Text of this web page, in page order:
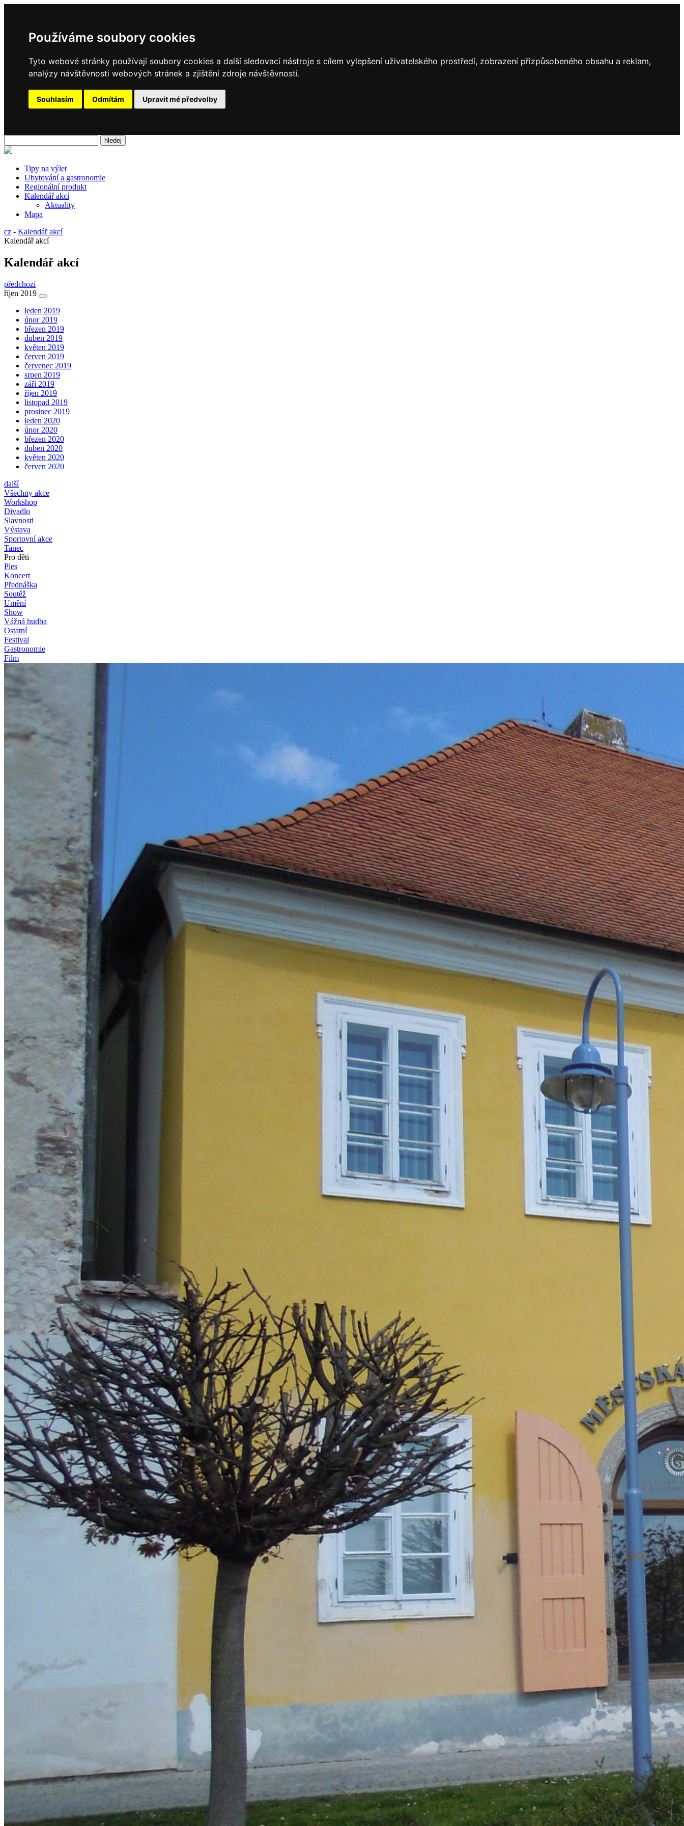
Používáme soubory cookies
Tyto webové stránky používají soubory cookies a další sledovací nástroje s cílem vylepšení uživatelského prostředí, zobrazení přizpůsobeného obsahu a reklam,
analýzy návštěvnosti webových stránek a zjištění zdroje návštěvnosti.
Souhlasím Odmítám Upravit mé předvolby
Tipy na výlet
Ubytování a gastronomie
Regionální produkt
Kalendář akcí
Aktuality
Mapa
cz - Kalendář akcí
Kalendář akcí
Kalendář akcí
předchozí
říjen 2019
leden 2019
únor 2019
březen 2019
duben 2019
květen 2019
červen 2019
červenec 2019
srpen 2019
září 2019
říjen 2019
listopad 2019
prosinec 2019
leden 2020
únor 2020
březen 2020
duben 2020
květen 2020
červen 2020
další
Všechny akce
Workshop
Divadlo
Slavnosti
Výstava
Sportovní akce
Tanec
Pro děti
Ples
Koncert
Přednáška
Soutěž
Umění
Show
Vážná hudba
Ostatní
Festival
Gastronomie
Film